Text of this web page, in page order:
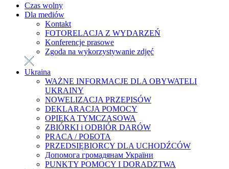
Czas wolny
Dla mediów
Kontakt
FOTORELACJA Z WYDARZEŃ
Konferencje prasowe
Zgoda na wykorzystywanie zdjęć
Ukraina
WAŻNE INFORMACJE DLA OBYWATELI
UKRAINY
NOWELIZACJA PRZEPISÓW
DEKLARACJA POMOCY
OPIEKA TYMCZASOWA
ZBIÓRKI i ODBIÓR DARÓW
PRACA / РОБОТА
PRZEDSIĘBIORCY DLA UCHODŹCÓW
Допомога громадянам України
PUNKTY POMOCY I DORADZTWA